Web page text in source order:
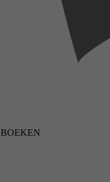
BOEKEN